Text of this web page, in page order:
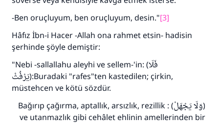
-Ben oruçluyum, ben oruçluyum, desin."[3]
Hâfız İbn-i Hacer -Allah ona rahmet etsin- hadisin
şerhinde şöyle demiştir:
"Nebi -sallallahu aleyhi ve sellem-'in: (فَلَا
يَرْفُثْ):Buradaki "rafes"ten kastedilen; çirkin,
müstehcen ve kötü sözdür.
(وَلَا يَجْهَلْ) : Bağırıp çağırma, aptallık, arsızlık, rezillik
ve utanmazlık gibi cehâlet ehlinin amellerinden bir